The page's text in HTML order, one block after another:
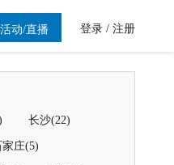
动/直播 登录 / 注册
长沙(22)
家庄(5)